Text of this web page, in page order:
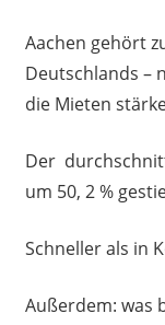
Aachen gehört
Deutschlands –
die Mieten
Der
um 50, 2 %
Schneller als in
Außerdem: was